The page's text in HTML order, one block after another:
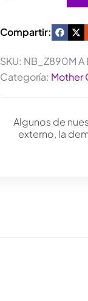
Compartir:
SKU: NB_Z890M A
Categoría: Mother
Algunos de
externo, la